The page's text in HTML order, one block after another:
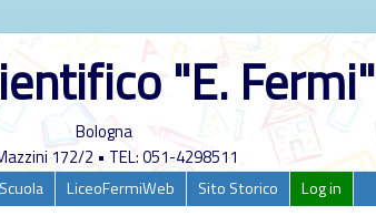
"E. Fermi"
Bologna
172/2 • TEL: 051-4298511
LiceoFermiWeb Sito Storico Log in